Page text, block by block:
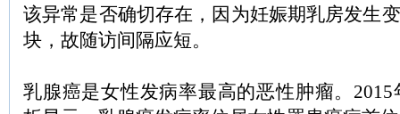
该异常是否确切存在，因为妊娠期乳房发生
块，故随访间隔应短。
乳腺癌是女性发病率最高的恶性肿瘤。